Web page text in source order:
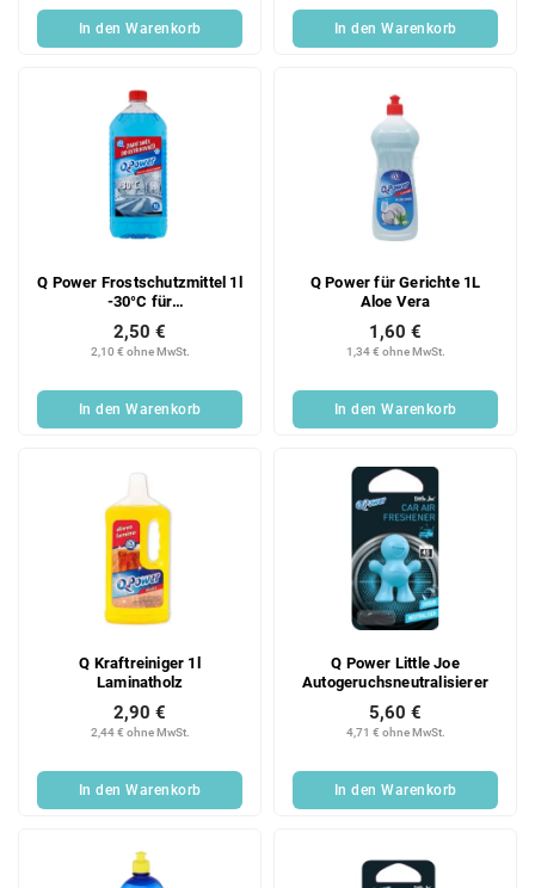
In den Warenkorb In den Warenkorb
Q Power Frostschutzmittel 1l
-30°C für
Scheibenwaschanlagen
2,10 € ohne MwSt.
2,50 €
In den Warenkorb
Q Power für Gerichte 1L
Aloe Vera
1,34 € ohne MwSt.
1,60 €
In den Warenkorb
Q Kraftreiniger 1l
Laminatholz
2,44 € ohne MwSt.
2,90 €
In den Warenkorb
Q Power Little Joe
Autogeruchsneutralisierer
4,71 € ohne MwSt.
5,60 €
In den Warenkorb